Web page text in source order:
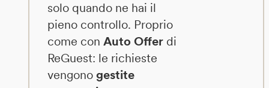
solo quando ne hai il
pieno controllo. Proprio
come con Auto Offerdi
ReGuest: le richieste
vengono gestite